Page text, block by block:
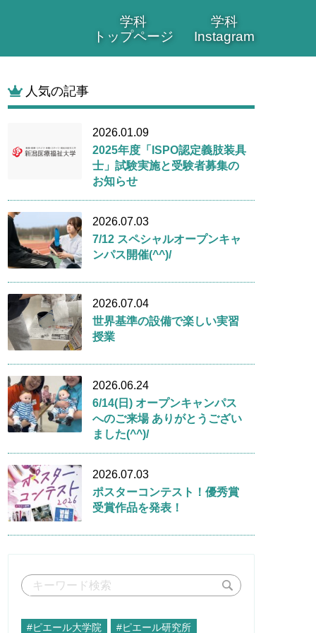
学科
トップページ
学科
Instagram
人気の記事
2026.01.09
2025年度「ISPO認定義肢装具
士」試験実施と受験者募集の
お知らせ
2026.07.03
7/12 スペシャルオープンキャ
ンパス開催(^^)/
2026.07.04
世界基準の設備で楽しい実習
授業
2026.06.24
6/14(日) オープンキャンパス
へのご来場 ありがとうござい
ました(^^)/
2026.07.03
ポスターコンテスト！優秀賞
受賞作品を発表！
#ピエール大学院 #ピエール研究所